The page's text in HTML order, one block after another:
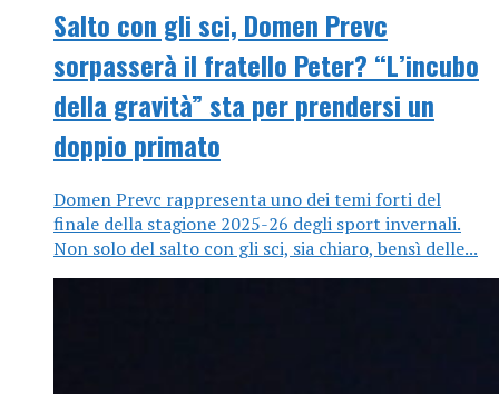
Salto con gli sci, Domen Prevc
sorpasserà il fratello Peter? “L’incubo
della gravità” sta per prendersi un
doppio primato
Domen Prevc rappresenta uno dei temi forti del
finale della stagione 2025-26 degli sport invernali.
Non solo del salto con gli sci, sia chiaro, bensì delle...